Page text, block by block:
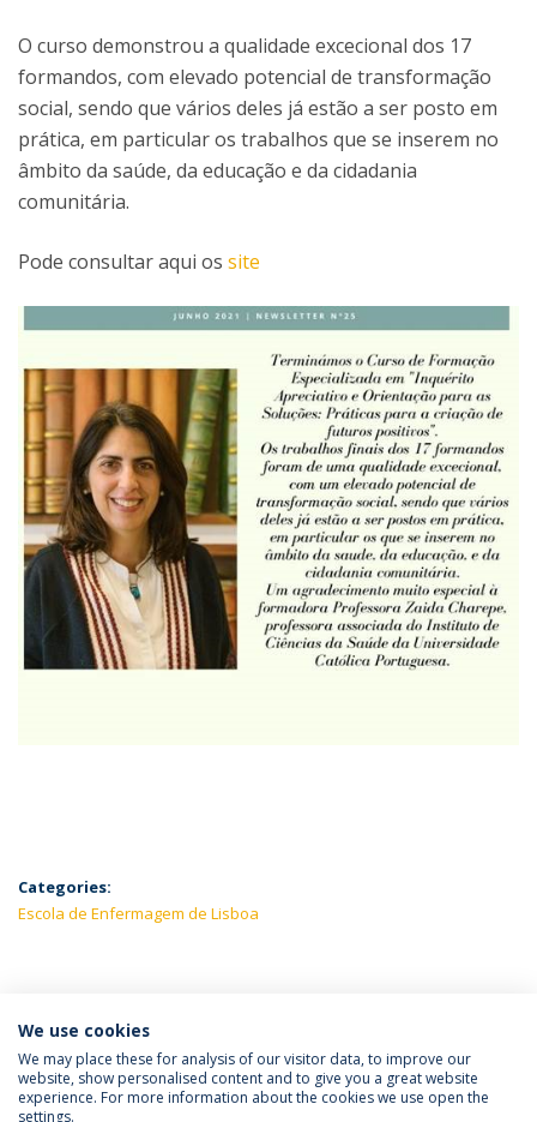
O curso demonstrou a qualidade excecional dos 17
formandos, com elevado potencial de transformação
social, sendo que vários deles já estão a ser posto em
prática, em particular os trabalhos que se inserem no
âmbito da saúde, da educação e da cidadania
comunitária.
Pode consultar aqui os site
Categories:
Escola de Enfermagem de Lisboa
LATEST NEWS
Política de Privacidade
Termos e Condições
We use cookies
We may place these for analysis of our visitor data, to improve our
website, show personalised content and to give you a great website
experience. For more information about the cookies we use open the
settings.